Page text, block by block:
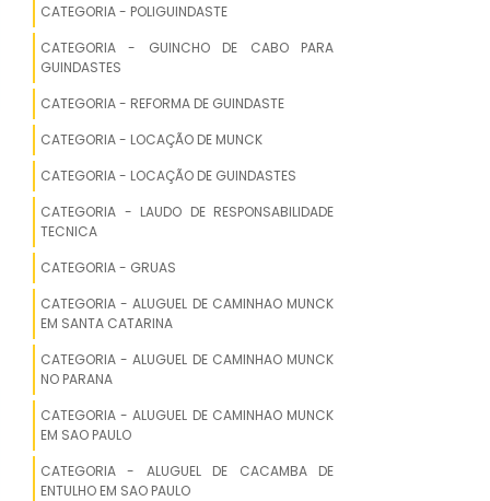
POXOREU
ALUGUEL DE CACAMBA DE ENTULHO EM
ALUGUEL DE CACAMBA DE ENTULHO EM
FELIZ NATAL
ALUGUEL DE CACAMBA DE ENTULHO EM
ALUGUEL DE CACAMBA DE ENTULHO EM
LUCAS DO RIO VERDE
RONDONOPOLIS
CATEGORIA - POLIGUINDASTE
CATEGORIA - GUINCHO DE CABO PARA
GUINDASTES
CATEGORIA - REFORMA DE GUINDASTE
CATEGORIA - LOCAÇÃO DE MUNCK
CATEGORIA - LOCAÇÃO DE GUINDASTES
CATEGORIA - LAUDO DE RESPONSABILIDADE
TECNICA
CATEGORIA - GRUAS
CATEGORIA - ALUGUEL DE CAMINHAO MUNCK
EM SANTA CATARINA
CATEGORIA - ALUGUEL DE CAMINHAO MUNCK
NO PARANA
CATEGORIA - ALUGUEL DE CAMINHAO MUNCK
EM SAO PAULO
CATEGORIA - ALUGUEL DE CACAMBA DE
ENTULHO EM SAO PAULO